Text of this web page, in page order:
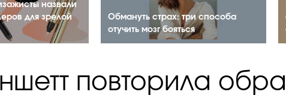
назвали
для зрелой
Обмануть страх: три способа
отучить мозг бояться
повторила